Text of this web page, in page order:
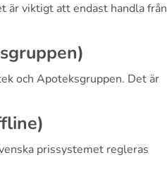
är viktigt att endast handla från
och Apoteksgruppen. Det är
prissystemet regleras